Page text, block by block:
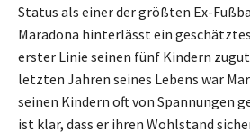
Status als einer der größten Ex-
Maradona hinterlässt ein
erster Linie seinen fünf Kindern
letzten Jahren seines Lebens war
seinen Kindern oft von Spannungen
ist klar, dass er ihren Wohlstand